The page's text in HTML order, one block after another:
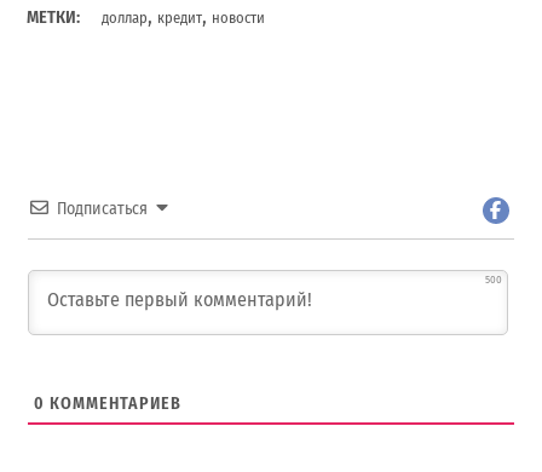
МЕТКИ: доллар, кредит, новости
Подписаться
500
0 КОММЕНТАРИЕВ